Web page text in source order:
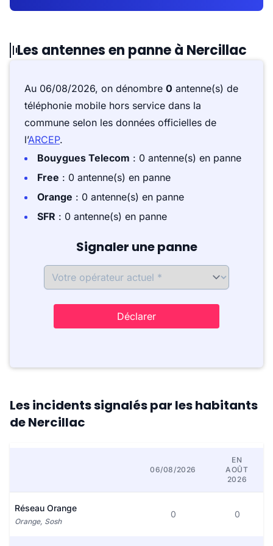
Les antennes en panne à Nercillac
Au 06/08/2026, on dénombre 0 antenne(s) de
téléphonie mobile hors service dans la
commune selon les données officielles de
l’ARCEP.
Bouygues Telecom : 0 antenne(s) en panne
Free : 0 antenne(s) en panne
Orange : 0 antenne(s) en panne
SFR : 0 antenne(s) en panne
Signaler une panne
Déclarer
Les incidents signalés par les habitants
de Nercillac
06/08/2026
EN
AOÛT
2026
Réseau Orange
Orange, Sosh
0 0